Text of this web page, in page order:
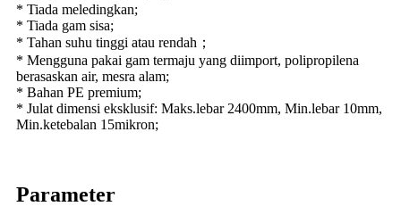
* Tiada meledingkan;
* Tiada gam sisa;
* Tahan suhu tinggi atau rendah；
* Mengguna pakai gam termaju yang diimport, polipropilena
berasaskan air, mesra alam;
* Bahan PE premium;
* Julat dimensi eksklusif: Maks.lebar 2400mm, Min.lebar 10mm,
Min.ketebalan 15mikron;
Parameter